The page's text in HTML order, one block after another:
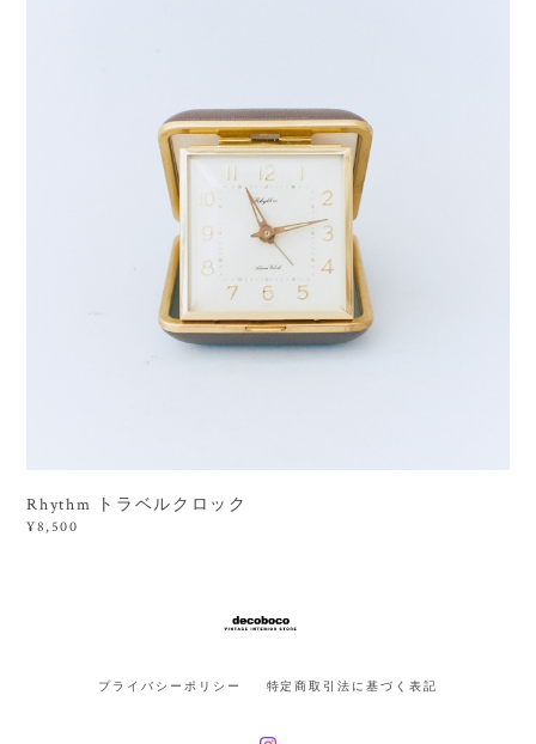
Rhythm トラベルクロック
¥8,500
プライバシーポリシー 特定商取引法に基づく表記